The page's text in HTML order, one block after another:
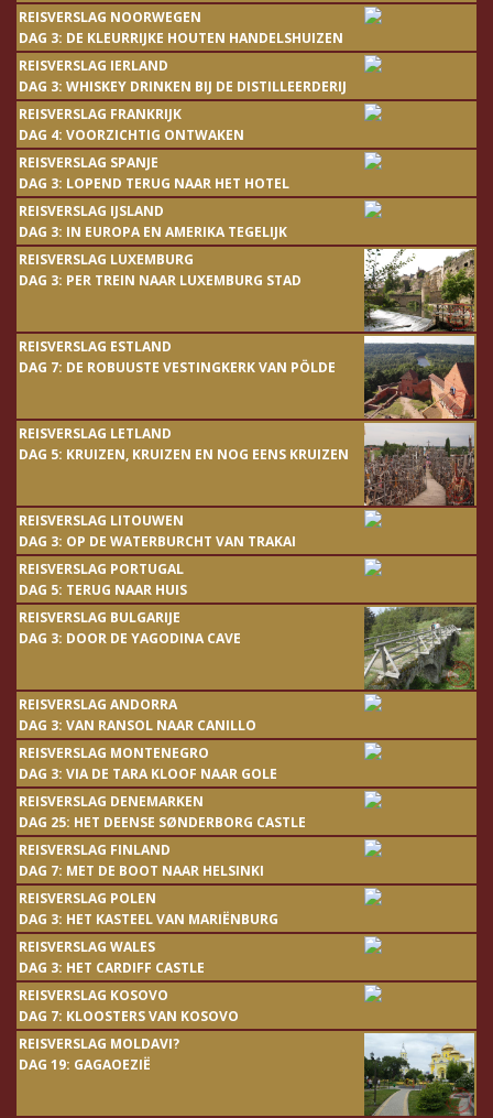
REISVERSLAG NOORWEGEN
DAG 3: DE KLEURRIJKE HOUTEN HANDELSHUIZEN
REISVERSLAG IERLAND
DAG 3: WHISKEY DRINKEN BIJ DE DISTILLEERDERIJ
REISVERSLAG FRANKRIJK
DAG 4: VOORZICHTIG ONTWAKEN
REISVERSLAG SPANJE
DAG 3: LOPEND TERUG NAAR HET HOTEL
REISVERSLAG IJSLAND
DAG 3: IN EUROPA EN AMERIKA TEGELIJK
REISVERSLAG LUXEMBURG
DAG 3: PER TREIN NAAR LUXEMBURG STAD
REISVERSLAG ESTLAND
DAG 7: DE ROBUUSTE VESTINGKERK VAN PÖLDE
REISVERSLAG LETLAND
DAG 5: KRUIZEN, KRUIZEN EN NOG EENS KRUIZEN
REISVERSLAG LITOUWEN
DAG 3: OP DE WATERBURCHT VAN TRAKAI
REISVERSLAG PORTUGAL
DAG 5: TERUG NAAR HUIS
REISVERSLAG BULGARIJE
DAG 3: DOOR DE YAGODINA CAVE
REISVERSLAG ANDORRA
DAG 3: VAN RANSOL NAAR CANILLO
REISVERSLAG MONTENEGRO
DAG 3: VIA DE TARA KLOOF NAAR GOLE
REISVERSLAG DENEMARKEN
DAG 25: HET DEENSE SØNDERBORG CASTLE
REISVERSLAG FINLAND
DAG 7: MET DE BOOT NAAR HELSINKI
REISVERSLAG POLEN
DAG 3: HET KASTEEL VAN MARIËNBURG
REISVERSLAG WALES
DAG 3: HET CARDIFF CASTLE
REISVERSLAG KOSOVO
DAG 7: KLOOSTERS VAN KOSOVO
REISVERSLAG MOLDAVI?
DAG 19: GAGAOEZIË